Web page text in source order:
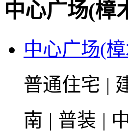
中心广场(樟
中心广场(
普通住宅 |
南 | 普装 |